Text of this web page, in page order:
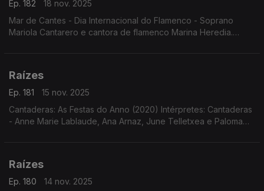
Ep. 182
18 nov. 2025
Mar de Cantes - Dia Internacional do Flamenco - Soprano
Mariola Cantarero e cantora de flamenco Marina Heredia.
Raízes
Ep. 181
15 nov. 2025
Cantaderas: As Festas do Anno (2020) Intérpretes: Cantaderas
- Anne Marie Lablaude, Ana Arnaz, June Telletxea e Paloma
Raízes
Ep. 180
14 nov. 2025